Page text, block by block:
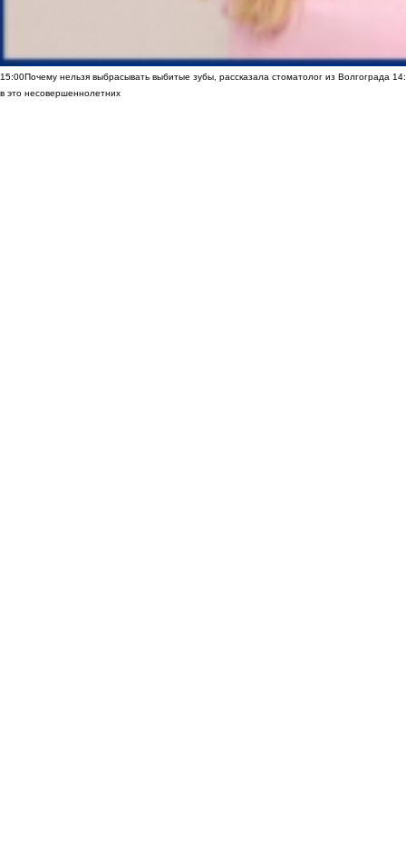
15:00Почему нельзя выбрасывать выбитые зубы, рассказала стоматолог из Волгограда
в это несовершеннолетних